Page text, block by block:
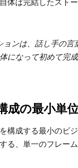
体は完結したスト
ンは、話し手の言
になって初めて完
成の最小単
構成する最小のビ
る、単一のフレー